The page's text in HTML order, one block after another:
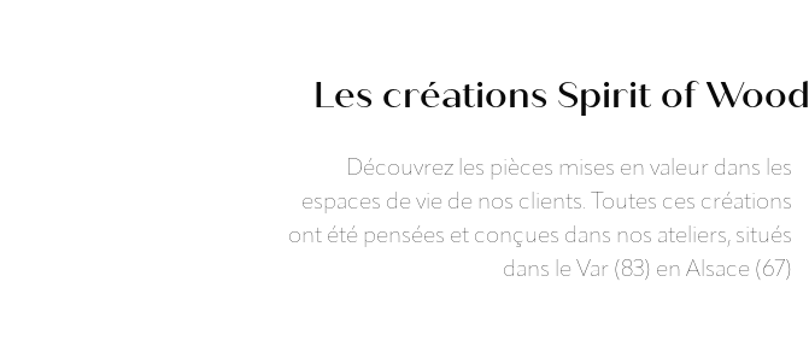
Les créations Spirit of Wood
Découvrez les pièces mises en valeur dans les
espaces de vie de nos clients. Toutes ces créations
ont été pensées et conçues dans nos ateliers, situés
dans le Var (83) en Alsace (67)